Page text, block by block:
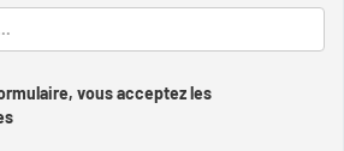
vous acceptez les